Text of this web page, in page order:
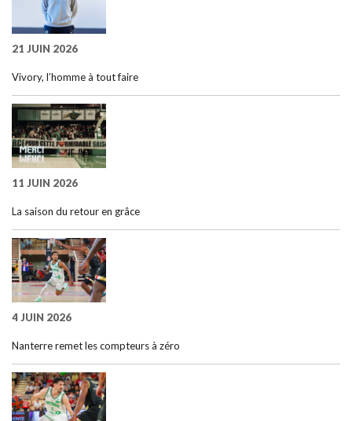
21 JUIN 2026
Vivory, l’homme à tout faire
11 JUIN 2026
La saison du retour en grâce
4 JUIN 2026
Nanterre remet les compteurs à zéro